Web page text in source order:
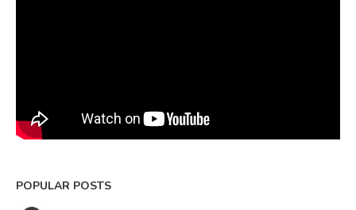
POPULAR POSTS